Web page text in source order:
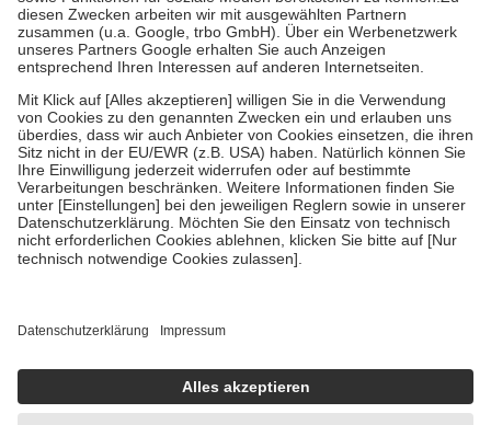
Zuzahlung zehn Prozent der Kosten sowie zehn Euro je
Verordnung.
Um das Engagement der Versicherten für ihre eigene Gesundheit zu
stärken und die besondere Stellung der Familie zu unterstützen,
fallenkeine Zuzahlungenan bei:
• Kindern und Jugendlichen bis zum vollendeten 18. Lebensjahr
mit Ausnahme der Fahrkosten
• Untersuchungen zur Vorsorge und Früherkennung, die von der
GKV getragen werden
• empfohlenen Schutzimpfungen
• Harn- und Blutteststreifen
getroffen, um sicherzustellen, dass es sich um echte Bewertungen
https://help.etrusted.com/hc/de/articles/4419944605341
Einige Bilder und Inhalte wurden unter Zuhilfenahme künstlicher